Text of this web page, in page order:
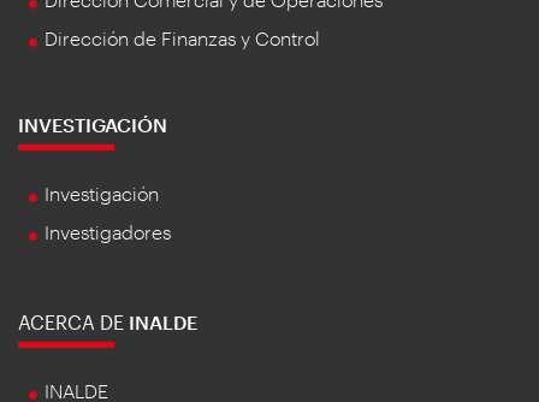
Dirección de Finanzas y Control
INVESTIGACIÓN
Investigación
Investigadores
ACERCA DE INALDE
INALDE